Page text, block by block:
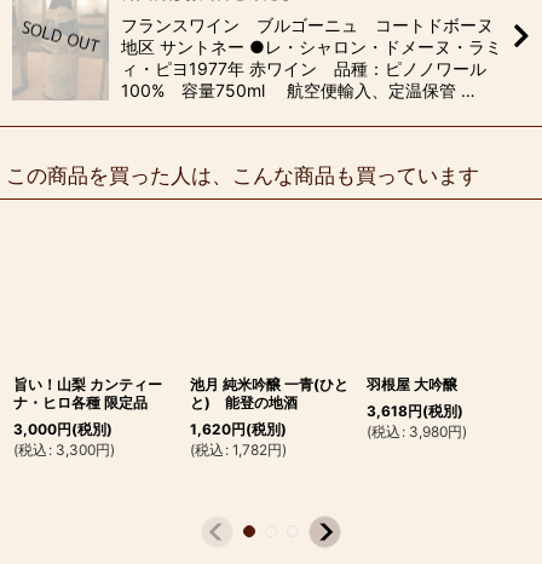
フランスワイン ブルゴーニュ コートドボーヌ
地区 サントネー ●レ・シャロン・ドメーヌ・ラミ
ィ・ピヨ1977年 赤ワイン 品種：ピノノワール
100% 容量750ml 航空便輸入、定温保管 …
この商品を買った人は、こんな商品も買っています
旨い！山梨 カンティー
ナ・ヒロ各種 限定品
3,000円(税別)
(税込 : 3,300円)
池月 純米吟醸 一青(ひと
と) 能登の地酒
1,620円(税別)
(税込 : 1,782円)
羽根屋 大吟醸
3,618円(税別)
(税込 : 3,980円)